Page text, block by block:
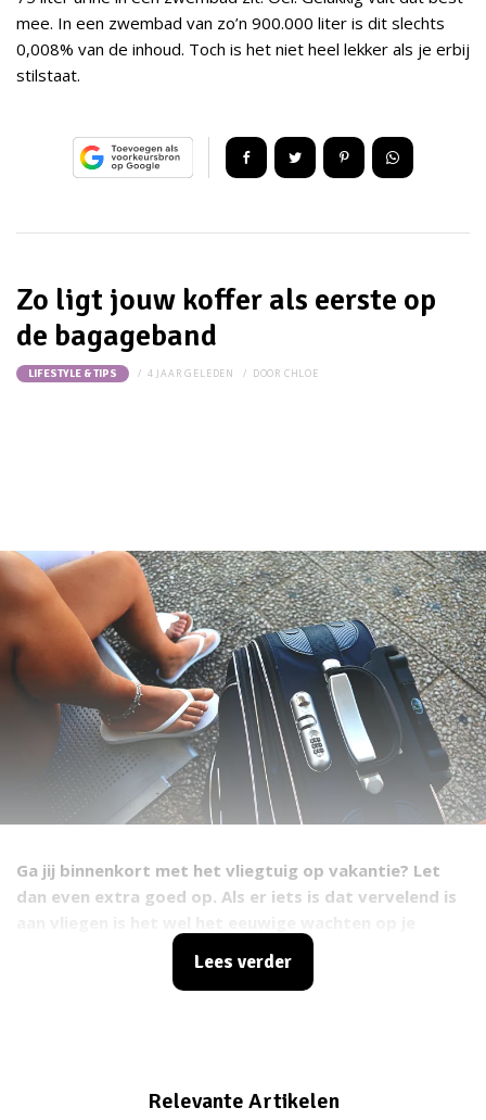
mee. In een zwembad van zo’n 900.000 liter is dit slechts
0,008% van de inhoud. Toch is het niet heel lekker als je erbij
stilstaat.
Zo ligt jouw koffer als eerste op
de bagageband
LIFESTYLE & TIPS 4 JAAR GELEDEN DOOR CHLOE
Ga jij binnenkort met het vliegtuig op vakantie? Let
dan even extra goed op. Als er iets is dat vervelend is
koffer. Met een beetje pech komt jouw koffer als één
van de laatste de band op. Gelukkig is dat nu voorbij.
Lees verder
Relevante Artikelen